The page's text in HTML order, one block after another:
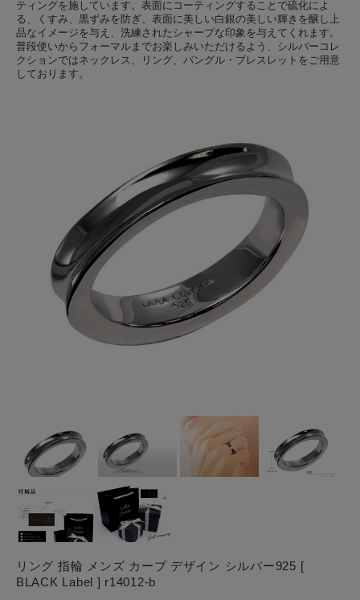
ティングを施しています。表面にコーティングすることで硫化によ
る、くすみ、黒ずみを防ぎ、表面に美しい白銀の美しい輝きを醸し上
品なイメージを与え、洗練されたシャープな印象を与えてくれます。
普段使いからフォーマルまでお楽しみいただけるよう、シルバーコレ
クションではネックレス、リング、バングル・ブレスレットをご用意
しております。
リング 指輪 メンズ カーブ デザイン シルバー925 [
BLACK Label ] r14012-b